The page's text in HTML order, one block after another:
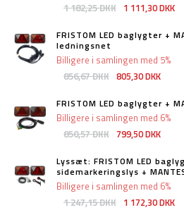
1 182,25 DKK 1 111,30 DKK
FRISTOM LED baglygter +
ledningsnet
856,67 DKK 805,30 DKK
Billigere i samlingen med 5%
FRISTOM LED baglygter +
850,57 DKK 799,50 DKK
Billigere i samlingen med 6%
Lyssæt: FRISTOM LED
sidemarkeringslys +
1 247,15 DKK 1 172,30 DKK
Billigere i samlingen med 6%